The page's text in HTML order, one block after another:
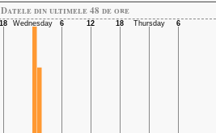
Datele din ultimele 48 de ore